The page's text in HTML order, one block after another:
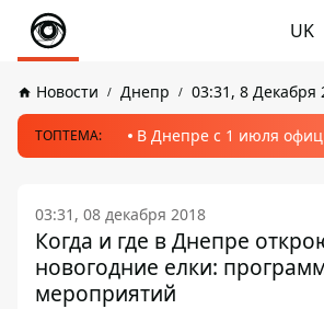
UK
Новости Днепр 03:31, 8 Декабря
ТОПТЕМА: В Днепре с 1 июля
03:31, 08 декабря 2018
Когда и где в Днепре
новогодние елки:
мероприятий